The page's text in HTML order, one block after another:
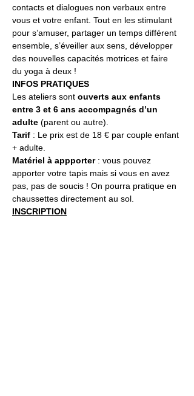
contacts et dialogues non verbaux entre
vous et votre enfant. Tout en les stimulant
pour s’amuser, partager un temps différent
ensemble, s’éveiller aux sens, développer
des nouvelles capacités motrices et faire
du yoga à deux !
INFOS PRATIQUES
Les ateliers sont ouverts aux enfants
entre 3 et 6 ans accompagnés d’un
adulte (parent ou autre).
Tarif : Le prix est de 18 € par couple enfant
+ adulte.
Matériel à appporter : vous pouvez
apporter votre tapis mais si vous en avez
pas, pas de soucis ! On pourra pratique en
chaussettes directement au sol.
INSCRIPTION